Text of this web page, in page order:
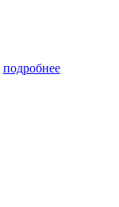
подробнее